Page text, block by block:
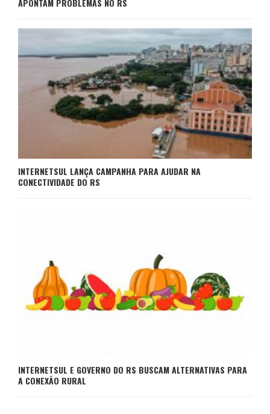
APONTAM PROBLEMAS NO RS
INTERNETSUL LANÇA CAMPANHA PARA AJUDAR NA
CONECTIVIDADE DO RS
INTERNETSUL E GOVERNO DO RS BUSCAM ALTERNATIVAS PARA
A CONEXÃO RURAL